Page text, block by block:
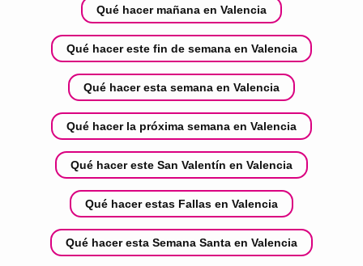
Qué hacer mañana en Valencia
Qué hacer este fin de semana en Valencia
Qué hacer esta semana en Valencia
Qué hacer la próxima semana en Valencia
Qué hacer este San Valentín en Valencia
Qué hacer estas Fallas en Valencia
Qué hacer esta Semana Santa en Valencia